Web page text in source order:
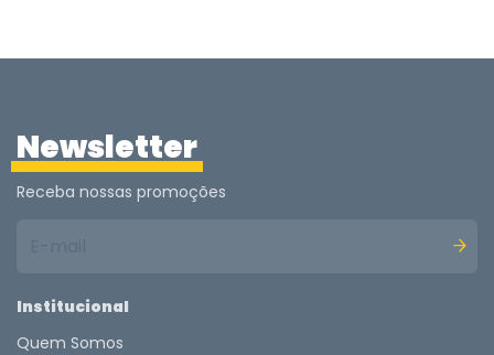
Newsletter
Receba nossas promoções
Institucional
Quem Somos